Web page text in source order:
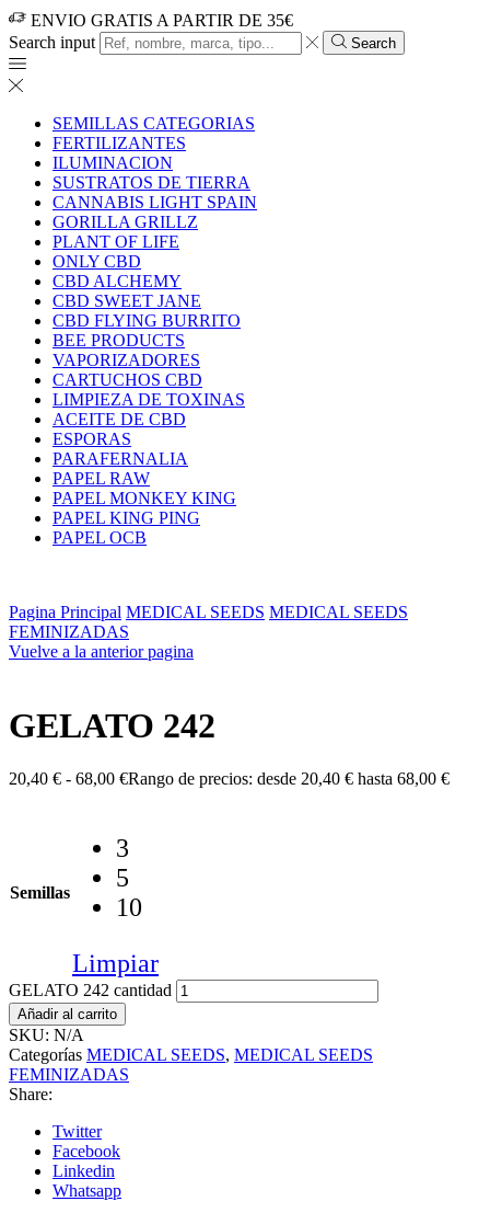
ENVIO GRATIS A PARTIR DE 35€
Search input
Search
SEMILLAS CATEGORIAS
FERTILIZANTES
ILUMINACION
SUSTRATOS DE TIERRA
CANNABIS LIGHT SPAIN
GORILLA GRILLZ
PLANT OF LIFE
ONLY CBD
CBD ALCHEMY
CBD SWEET JANE
CBD FLYING BURRITO
BEE PRODUCTS
VAPORIZADORES
CARTUCHOS CBD
LIMPIEZA DE TOXINAS
ACEITE DE CBD
ESPORAS
PARAFERNALIA
PAPEL RAW
PAPEL MONKEY KING
PAPEL KING PING
PAPEL OCB
Pagina Principal MEDICAL SEEDS MEDICAL SEEDS
FEMINIZADAS
Vuelve a la anterior pagina
GELATO 242
20,40 € - 68,00 €Rango de precios: desde 20,40 € hasta 68,00 €
Semillas
3
5
10
Limpiar
GELATO 242 cantidad
Añadir al carrito
SKU: N/A
Categorías MEDICAL SEEDS, MEDICAL SEEDS
FEMINIZADAS
Share:
Twitter
Facebook
Linkedin
Whatsapp